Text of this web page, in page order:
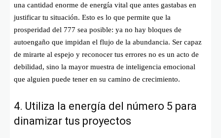
una cantidad enorme de energía vital que antes gastabas en
justificar tu situación. Esto es lo que permite que la
prosperidad del 777 sea posible: ya no hay bloques de
autoengaño que impidan el flujo de la abundancia. Ser capaz
de mirarte al espejo y reconocer tus errores no es un acto de
debilidad, sino la mayor muestra de inteligencia emocional
que alguien puede tener en su camino de crecimiento.
4. Utiliza la energía del número 5 para
dinamizar tus proyectos